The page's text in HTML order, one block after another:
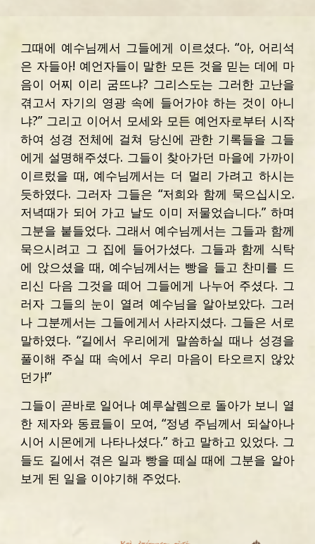
그때에 예수님께서 그들에게 이르셨다. “아, 어리석
은 자들아! 예언자들이 말한 모든 것을 믿는 데에 마
음이 어찌 이리 굼뜨냐? 그리스도는 그러한 고난을
겪고서 자기의 영광 속에 들어가야 하는 것이 아니
냐?” 그리고 이어서 모세와 모든 예언자로부터 시작
하여 성경 전체에 걸쳐 당신에 관한 기록들을 그들
에게 설명해주셨다. 그들이 찾아가던 마을에 가까이
이르렀을 때, 예수님께서는 더 멀리 가려고 하시는
듯하였다. 그러자 그들은 “저희와 함께 묵으십시오.
저녁때가 되어 가고 날도 이미 저물었습니다.” 하며
그분을 붙들었다. 그래서 예수님께서는 그들과 함께
묵으시려고 그 집에 들어가셨다. 그들과 함께 식탁
에 앉으셨을 때, 예수님께서는 빵을 들고 찬미를 드
리신 다음 그것을 떼어 그들에게 나누어 주셨다. 그
러자 그들의 눈이 열려 예수님을 알아보았다. 그러
나 그분께서는 그들에게서 사라지셨다. 그들은 서로
말하였다. “길에서 우리에게 말씀하실 때나 성경을
풀이해 주실 때 속에서 우리 마음이 타오르지 않았
던가!”
그들이 곧바로 일어나 예루살렘으로 돌아가 보니 열
한 제자와 동료들이 모여, “정녕 주님께서 되살아나
시어 시몬에게 나타나셨다.” 하고 말하고 있었다. 그
들도 길에서 겪은 일과 빵을 떼실 때에 그분을 알아
보게 된 일을 이야기해 주었다.